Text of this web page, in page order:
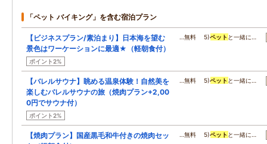
「ペット バイキング」を含む宿泊プラン
【ビジネスプラン/素泊まり】日本海を望む
景色はワーケーションに最適★（軽朝食付）
ポイント2%
…無料 5)ペット と一緒に…
【バレルサウナ】眺める温泉体験！自然美を
楽しむバレルサウナの旅（焼肉プラン+2,00
0円でサウナ付）
ポイント2%
…無料 5)ペット と一緒に…
【焼肉プラン】国産黒毛和牛付きの焼肉セッ
…無料 5)ペット と一緒に…